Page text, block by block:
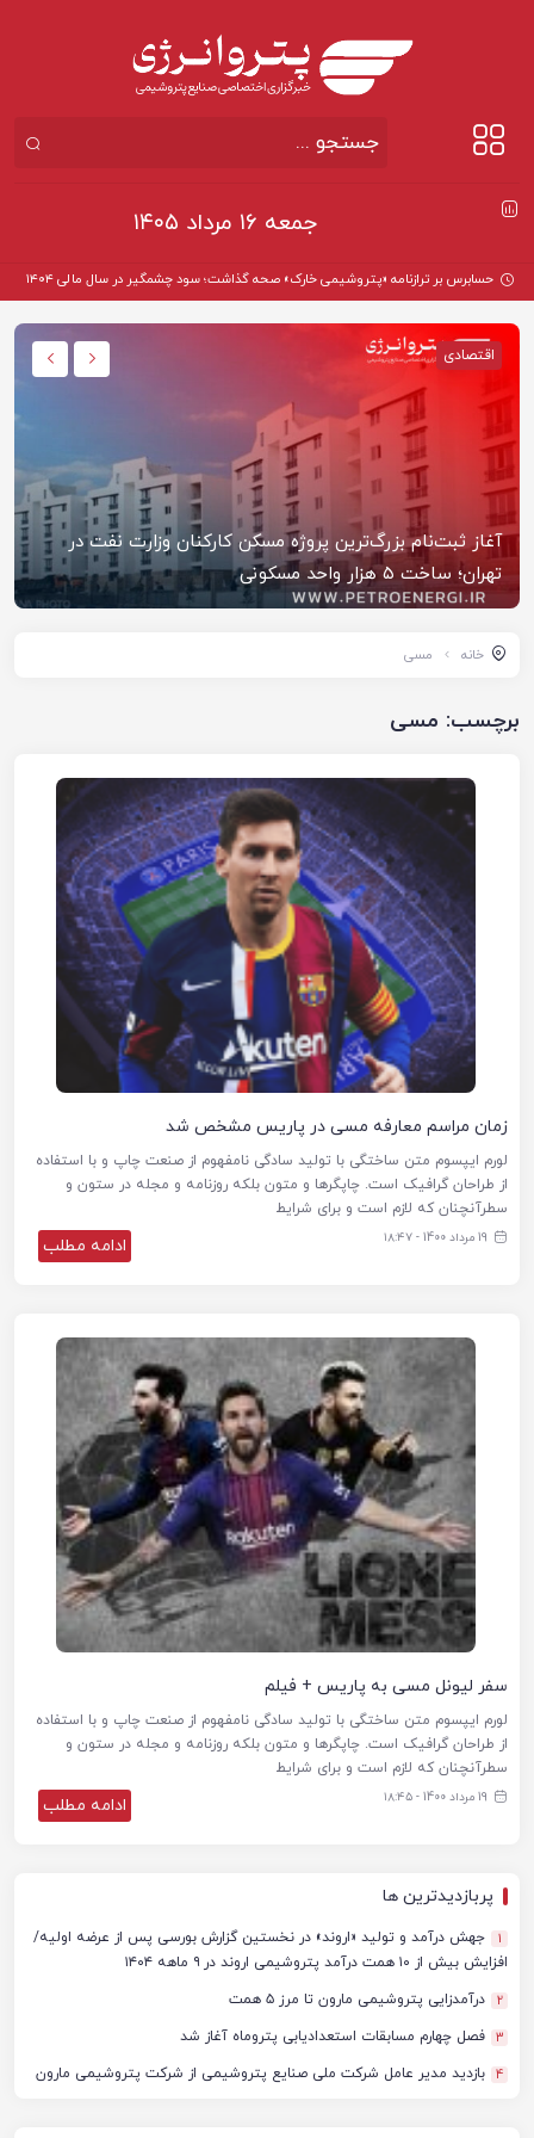
جمعه ۱۶ مرداد ۱۴۰۵
حسابرس بر ترازنامه «پتروشیمی خارک» صحه گذاشت؛ سود چشمگیر در سال مالی ۱۴۰۴
اقتصادی
آغاز ثبت‌نام بزرگ‌ترین پروژه مسکن کارکنان وزارت نفت در
تهران؛ ساخت ۵ هزار واحد مسکونی
خانه مسی
برچسب: مسی
زمان مراسم معارفه مسی در پاریس مشخص شد
لورم ایپسوم متن ساختگی با تولید سادگی نامفهوم از صنعت چاپ و با استفاده
از طراحان گرافیک است. چاپگرها و متون بلکه روزنامه و مجله در ستون و
سطرآنچنان که لازم است و برای شرایط
19 مرداد 1400 - ۱۸:۴۷ ادامه مطلب
سفر لیونل مسی به پاریس + فیلم
لورم ایپسوم متن ساختگی با تولید سادگی نامفهوم از صنعت چاپ و با استفاده
از طراحان گرافیک است. چاپگرها و متون بلکه روزنامه و مجله در ستون و
سطرآنچنان که لازم است و برای شرایط
19 مرداد 1400 - ۱۸:۴۵ ادامه مطلب
پربازدیدترین ها
1
جهش درآمد و تولید «اروند» در نخستین گزارش بورسی پس از عرضه اولیه/
افزایش بیش از ۱۰ همت درآمد پتروشیمی اروند در ۹ ماهه ۱۴۰۴
2 درآمدزایی پتروشیمی مارون تا مرز ۵ همت
3 فصل چهارم مسابقات استعدادیابی پتروماه آغاز شد
4 بازدید مدیر عامل شرکت ملی صنایع پتروشیمی از شرکت پتروشیمی مارون